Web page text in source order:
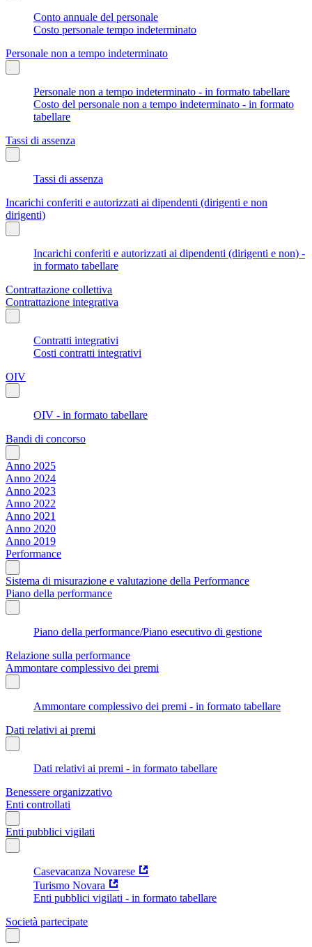
Conto annuale del personale
Costo personale tempo indeterminato
Personale non a tempo indeterminato
Personale non a tempo indeterminato - in formato tabellare
Costo del personale non a tempo indeterminato - in formato
tabellare
Tassi di assenza
Tassi di assenza
Incarichi conferiti e autorizzati ai dipendenti (dirigenti e non
dirigenti)
Incarichi conferiti e autorizzati ai dipendenti (dirigenti e non) -
in formato tabellare
Contrattazione collettiva
Contrattazione integrativa
Contratti integrativi
Costi contratti integrativi
OIV
OIV - in formato tabellare
Bandi di concorso
Anno 2025
Anno 2024
Anno 2023
Anno 2022
Anno 2021
Anno 2020
Anno 2019
Performance
Sistema di misurazione e valutazione della Performance
Piano della performance
Piano della performance/Piano esecutivo di gestione
Relazione sulla performance
Ammontare complessivo dei premi
Ammontare complessivo dei premi - in formato tabellare
Dati relativi ai premi
Dati relativi ai premi - in formato tabellare
Benessere organizzativo
Enti controllati
Enti pubblici vigilati
Casevacanza Novarese
Turismo Novara
Enti pubblici vigilati - in formato tabellare
Società partecipate